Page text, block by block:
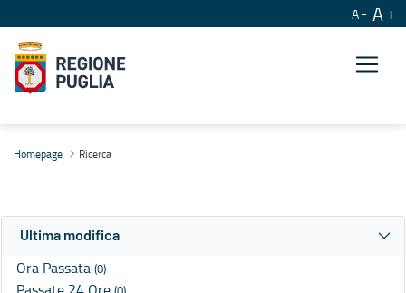
A A
Homepage Ricerca
Ultima modifica
Ora Passata (0)